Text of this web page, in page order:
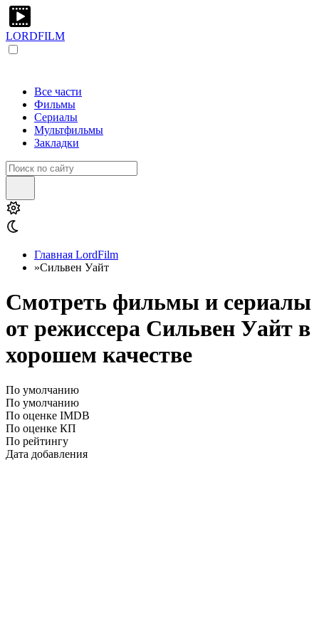
LORDFILM
Все части
Фильмы
Сериалы
Мультфильмы
Закладки
Главная LordFilm
»Сильвен Уайт
Смотреть фильмы и сериалы
от режиссера Сильвен Уайт в
хорошем качестве
По умолчанию
По умолчанию
По оценке IMDB
По оценке КП
По рейтингу
Дата добавления